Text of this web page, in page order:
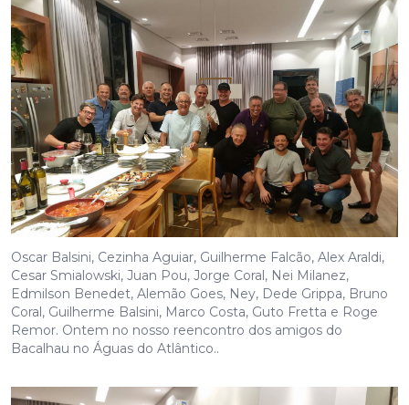
Oscar Balsini, Cezinha Aguiar, Guilherme Falcão, Alex Araldi,
Cesar Smialowski, Juan Pou, Jorge Coral, Nei Milanez,
Edmilson Benedet, Alemão Goes, Ney, Dede Grippa, Bruno
Coral, Guilherme Balsini, Marco Costa, Guto Fretta e Roge
Remor. Ontem no nosso reencontro dos amigos do
Bacalhau no Águas do Atlântico..